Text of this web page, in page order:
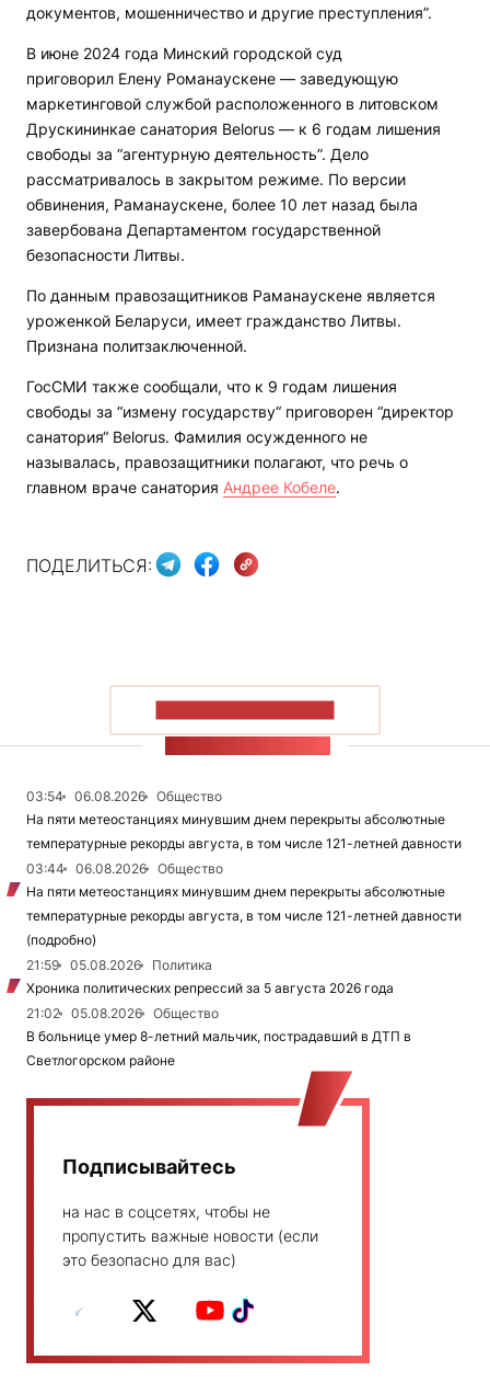
документов, мошенничество и другие преступления”.
В июне 2024 года Минский городской суд
приговорил Елену Романаускене — заведующую
маркетинговой службой расположенного в литовском
Друскининкае санатория Belorus — к 6 годам лишения
свободы за “агентурную деятельность”. Дело
рассматривалось в закрытом режиме. По версии
обвинения, Раманаускене, более 10 лет назад была
завербована Департаментом государственной
безопасности Литвы.
По данным правозащитников Раманаускене является
уроженкой Беларуси, имеет гражданство Литвы.
Признана политзаключенной.
ГосСМИ также сообщали, что к 9 годам лишения
свободы за “измену государству“ приговорен “директор
санатория“ Belorus. Фамилия осужденного не
называлась, правозащитники полагают, что речь о
главном враче санатория Андрее Кобеле.
ПОДЕЛИТЬСЯ:
03:54 06.08.2026
Общество
На пяти метеостанциях минувшим днем перекрыты абсолютные
температурные рекорды августа, в том числе 121-летней давности
03:44
06.08.2026
Общество
На пяти метеостанциях минувшим днем перекрыты абсолютные
температурные рекорды августа, в том числе 121-летней давности
(подробно)
21:59
05.08.2026
Политика
Хроника политических репрессий за 5 августа 2026 года
21:02
05.08.2026
Общество
В больнице умер 8-летний мальчик, пострадавший в ДТП в
Светлогорском районе
Подписывайтесь
на нас в соцсетях, чтобы не
пропустить важные новости (если
это безопасно для вас)